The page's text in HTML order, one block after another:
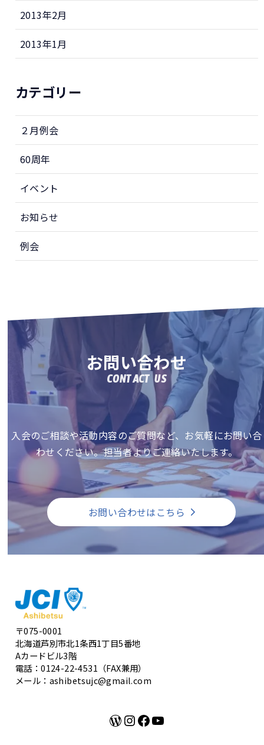
2013年2月
2013年1月
カテゴリー
２月例会
60周年
イベント
お知らせ
例会
お問い合わせ
CONTACT US
入会のご相談や活動内容のご質問など、お気軽にお問い合
わせください。担当者よりご連絡いたします。
お問い合わせはこちら
〒075-0001
北海道芦別市北1条西1丁目5番地
Aカードビル3階
電話：0124-22-4531（FAX兼用）
メール：ashibetsujc@gmail.com
WordPress
Instagram
Facebook
YouTube